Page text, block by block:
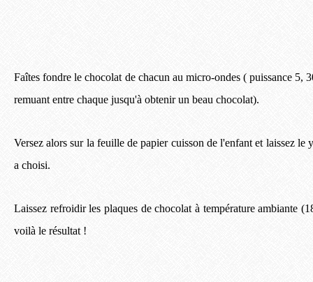
Faîtes fondre le chocolat de chacun au micro-ondes ( puissance 5,
remuant entre chaque jusqu'à obtenir un beau chocolat).
Versez alors sur la feuille de papier cuisson de l'enfant et laissez le
a choisi.
Laissez refroidir les plaques de chocolat à température ambiante
voilà le résultat !